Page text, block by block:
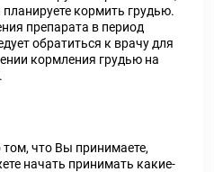
кормить грудью.
препарата в период
обратиться к врачу для
кормления грудью на
что Вы принимаете,
начать принимать какие-